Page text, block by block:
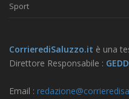
Sport
CorrierediSaluzzo.it è una
Direttore Responsabile :
Email :